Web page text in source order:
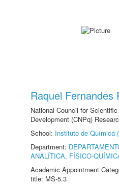
Raquel Fernandes
National Council for
Development (CNPq)
School: Instituto de Química
Department:
ANALÍTICA, FÍSICO-
Academic Appointment
title: MS-5.3